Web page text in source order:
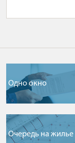
Одно окно
Очередь на жилье